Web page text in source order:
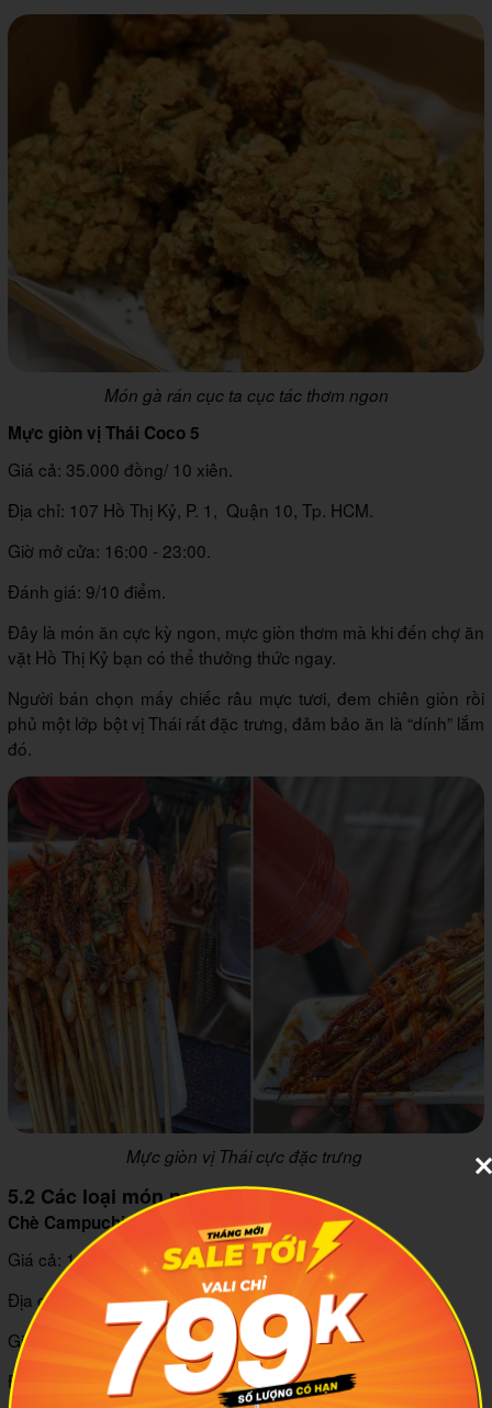
Món gà rán cục ta cục tác thơm ngon
Mực giòn vị Thái Coco 5
Giá cả: 35.000 đồng/ 10 xiên.
Địa chỉ: 107 Hồ Thị Kỷ, P. 1, Quận 10, Tp. HCM.
Giờ mở cửa: 16:00 - 23:00.
Đánh giá: 9/10 điểm.
Đây là món ăn cực kỳ ngon, mực giòn thơm mà khi đến chợ ăn
vặt Hồ Thị Kỷ bạn có thể thưởng thức ngay.
Người bán chọn mấy chiếc râu mực tươi, đem chiên giòn rồi
phủ một lớp bột vị Thái rất đặc trưng, đảm bảo ăn là “dính” lắm
đó.
Mực giòn vị Thái cực đặc trưng
5.2 Các loại món ngọt
Chè Campuchia cô Huôi
Giá cả: 10.000 - 30.000/ phần.
Địa chỉ: 57/21A Chợ Hồ Thị Kỷ, P. 1, Quận 10, Tp. HCM
Giờ mở cửa: 9:00 - 15:00.
Đánh giá: 8,5/10 điểm.